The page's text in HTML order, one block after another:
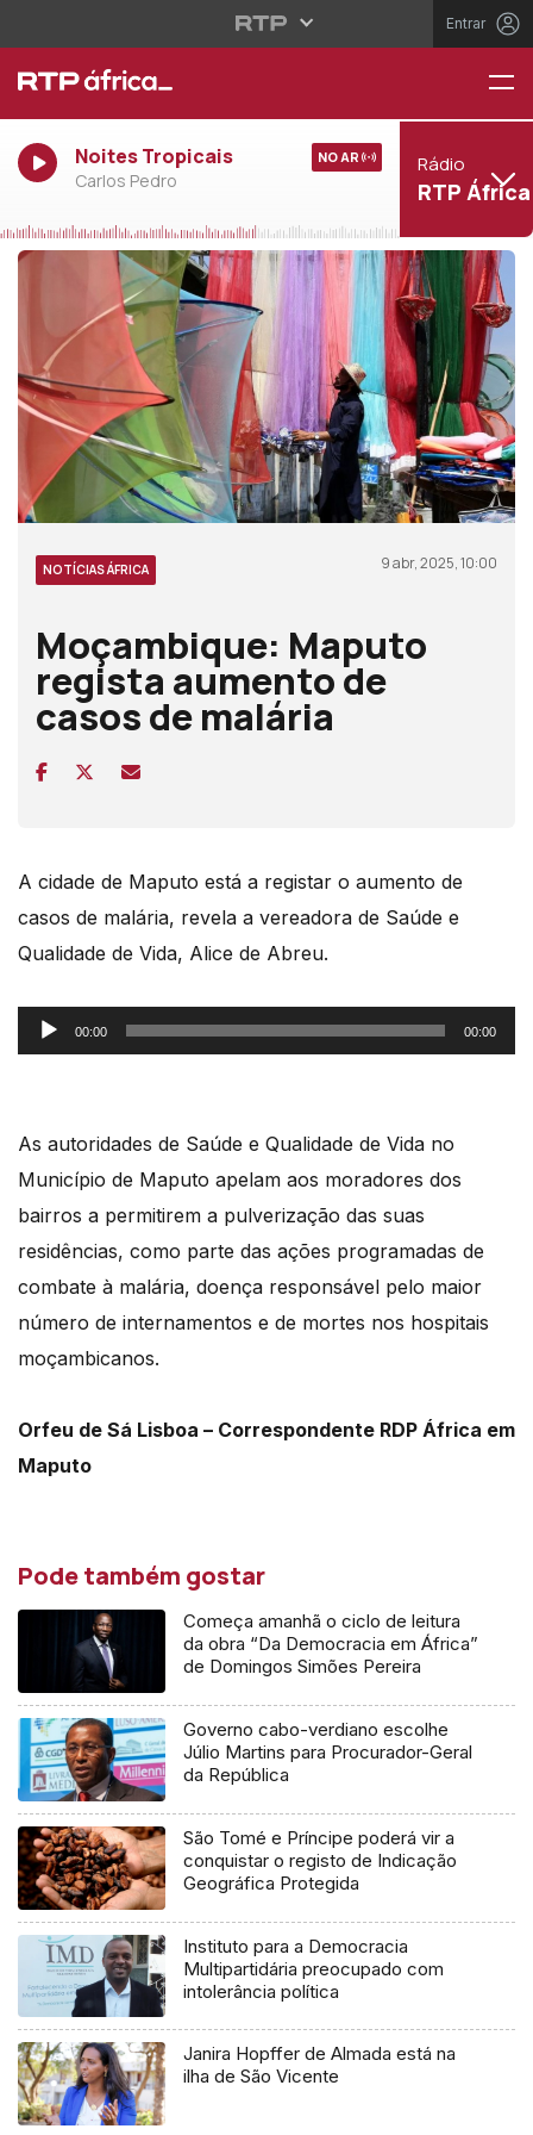
Entrar
Noites Tropicais
Carlos Pedro
NO AR Rádio
RTP África
NOTÍCIAS ÁFRICA 9 abr, 2025, 10:00
Moçambique: Maputo
regista aumento de
casos de malária
A cidade de Maputo está a registar o aumento de
casos de malária, revela a vereadora de Saúde e
Qualidade de Vida, Alice de Abreu.
Reprodutor
de
00:00 00:00
As autoridades de Saúde e Qualidade de Vida no
Município de Maputo apelam aos moradores dos
bairros a permitirem a pulverização das suas
residências, como parte das ações programadas de
combate à malária, doença responsável pelo maior
número de internamentos e de mortes nos hospitais
moçambicanos.
Orfeu de Sá Lisboa – Correspondente RDP África em
Maputo
Pode também gostar
Começa amanhã o ciclo de leitura
da obra “Da Democracia em África”
de Domingos Simões Pereira
Governo cabo-verdiano escolhe
Júlio Martins para Procurador-Geral
da República
São Tomé e Príncipe poderá vir a
conquistar o registo de Indicação
Geográfica Protegida
Instituto para a Democracia
Multipartidária preocupado com
intolerância política
Janira Hopffer de Almada está na
ilha de São Vicente